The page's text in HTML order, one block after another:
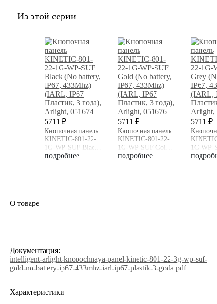
Из этой серии
5711 ₽
Кнопочная панель
KINETIC-801-22-
1G-WP-SUF Black
(No battery, IP67,
подробнее
5711 ₽
Кнопочная панель
KINETIC-801-22-
1G-WP-SUF Gold
(No battery, IP67,
подробнее
5711 ₽
1G-WP-
(No
О товаре
Документация:
intelligent-arlight-knopochnaya-panel-kinetic-801-22-3g-wp-suf-
gold-no-battery-ip67-433mhz-iarl-ip67-plastik-3-goda.pdf
Характеристики